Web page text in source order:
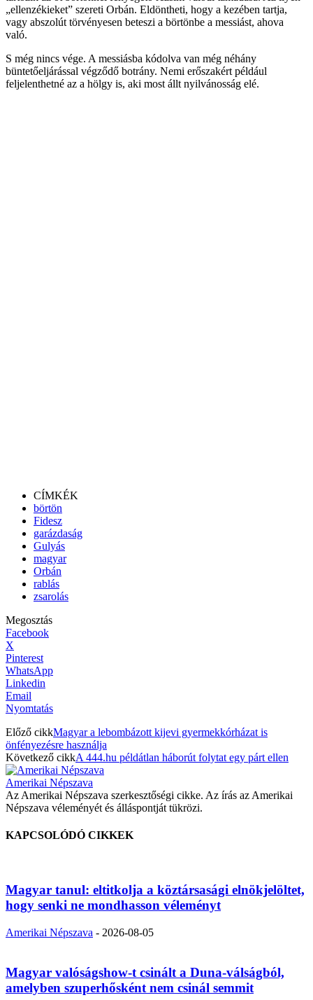
„ellenzékieket” szereti Orbán. Eldöntheti, hogy a kezében tartja,
vagy abszolút törvényesen beteszi a börtönbe a messiást, ahova
való.
S még nincs vége. A messiásba kódolva van még néhány
büntetőeljárással végződő botrány. Nemi erőszakért például
feljelenthetné az a hölgy is, aki most állt nyilvánosság elé.
CÍMKÉK
börtön
Fidesz
garázdaság
Gulyás
magyar
Orbán
rablás
zsarolás
Megosztás
Facebook
X
Pinterest
WhatsApp
Linkedin
Email
Nyomtatás
Előző cikkMagyar a lebombázott kijevi gyermekkórházat is
önfényezésre használja
Következő cikkA 444.hu példátlan háborút folytat egy párt ellen
Amerikai Népszava
Az Amerikai Népszava szerkesztőségi cikke. Az írás az Amerikai
Népszava véleményét és álláspontját tükrözi.
KAPCSOLÓDÓ CIKKEK
Magyar tanul: eltitkolja a köztársasági elnökjelöltet,
hogy senki ne mondhasson véleményt
Amerikai Népszava - 2026-08-05
Magyar valóságshow-t csinált a Duna-válságból,
amelyben szuperhősként nem csinál semmit